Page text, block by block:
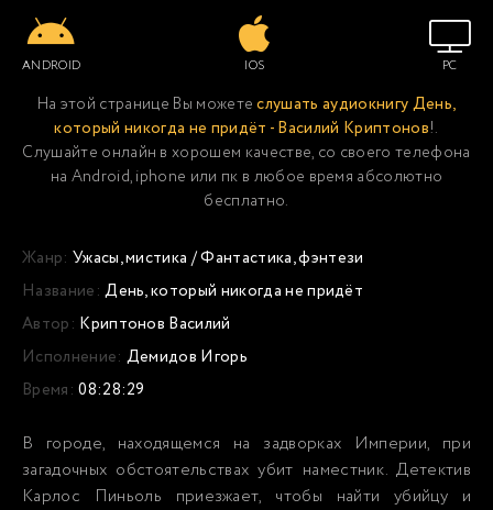
ANDROID IOS PC
На этой странице Вы можетеслушать аудиокнигу День,
который никогда не придёт - Василий Криптонов!.
Слушайте онлайн в хорошем качестве, со своего телефона
на Android, iphone или пк в любое время абсолютно
бесплатно.
Жанр: Ужасы, мистика /Фантастика, фэнтези
Название: День, который никогда не придёт
Автор: Криптонов Василий
Исполнение: Демидов Игорь
Время: 08:28:29
В городе, находящемся на задворках Империи, при
загадочных обстоятельствах убит наместник. Детектив
Карлос Пиньоль приезжает, чтобы найти убийцу и